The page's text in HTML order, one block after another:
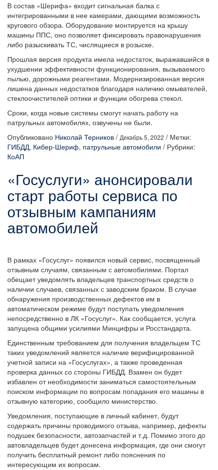
В состав «Шерифа» входит сигнальная балка с
интегрированными в нее камерами, дающими возможность
кругового обзора. Оборудование монтируется на крышу
машины ППС, оно позволяет фиксировать правонарушения
либо разыскивать ТС, числящиеся в розыске.
Прошлая версия продукта имела недостаток, выражавшийся в
ухудшении эффективности функционирования, вызываемого
пылью, дорожными реагентами. Модернизированная версия
лишена данных недостатков благодаря наличию омывателей,
стеклоочистителей оптики и функции обогрева стекол.
Сроки, когда новые системы смогут начать работу на
патрульных автомобилях, озвучены не были.
Опубликовано Николай Терников / Декабрь 5, 2022 / Метки:
ГИБДД, Кибер-Шериф, патрульные автомобили / Рубрики:
КоАП
«Госуслуги» анонсировали
старт работы сервиса по
отзывным кампаниям
автомобилей
В рамках «Госуслуг» появился новый сервис, посвященный
отзывным случаям, связанным с автомобилями. Портал
обещает уведомлять владельцев транспортных средств о
наличии случаев, связанных с заводским браком. В случае
обнаружения производственных дефектов им в
автоматическом режиме будут поступать уведомления
непосредственно в ЛК «Госуслуг». Как сообщается, услуга
запущена общими усилиями Минцифры и Росстандарта.
Единственным требованием для получения владельцем ТС
таких уведомлений является наличие верифицированной
учетной записи на «Госуслугах», а также проведенная
проверка данных со стороны ГИБДД. Взамен он будет
избавлен от необходимости заниматься самостоятельным
поиском информации по вопросам попадания его машины в
отзывную категорию, сообщило министерство.
Уведомления, поступающие в личный кабинет, будут
содержать причины проводимого отзыва, например, дефекты
подушек безопасности, автозапчастей и т.д. Помимо этого до
автовладельцев будет донесена информация, где они смогут
получить бесплатный ремонт либо пояснения по
интересующим их вопросам.